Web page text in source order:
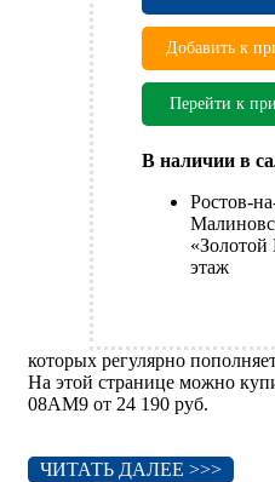
Добавить к
Перейти к
В наличии в
Ростов-
этаж
которых регулярно
На этой странице можно
08AM9 от 24 190 руб.
ЧИТАТЬ ДАЛЕЕ >>>